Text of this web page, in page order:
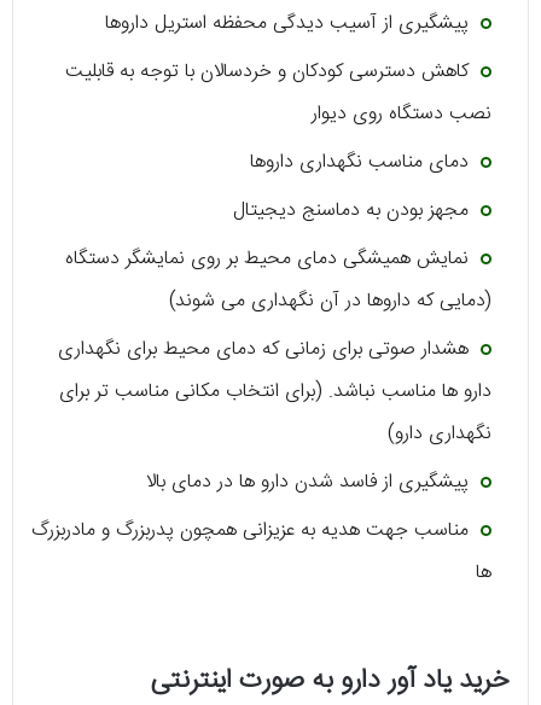
پیشگیری از آسیب دیدگی محفظه استریل داروها
کاهش دسترسی کودکان و خردسالان با توجه به قابلیت
نصب دستگاه روی دیوار
دمای مناسب نگهداری داروها
مجهز بودن به دماسنج دیجیتال
نمایش همیشگی دمای محیط بر روی نمایشگر دستگاه
(دمایی که داروها در آن نگهداری می شوند)
هشدار صوتی برای زمانی که دمای محیط برای نگهداری
دارو ها مناسب نباشد. (برای انتخاب مکانی مناسب تر برای
نگهداری دارو)
پیشگیری از فاسد شدن دارو ها در دمای بالا
مناسب جهت هدیه به عزیزانی همچون پدربزرگ و مادربزرگ
ها
خرید یاد آور دارو به صورت اینترنتی